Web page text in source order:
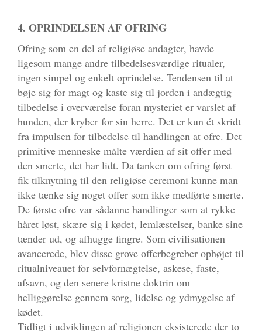
4. OPRINDELSEN AF OFRING
Ofring som en del af religiøse andagter, havde
ligesom mange andre tilbedelsesværdige ritualer,
ingen simpel og enkelt oprindelse. Tendensen til at
bøje sig for magt og kaste sig til jorden i andægtig
tilbedelse i overværelse foran mysteriet er varslet af
hunden, der kryber for sin herre. Det er kun ét skridt
fra impulsen for tilbedelse til handlingen at ofre. Det
primitive menneske målte værdien af sit offer med
den smerte, det har lidt. Da tanken om ofring først
fik tilknytning til den religiøse ceremoni kunne man
ikke tænke sig noget offer som ikke medførte smerte.
De første ofre var sådanne handlinger som at rykke
håret løst, skære sig i kødet, lemlæstelser, banke sine
tænder ud, og afhugge fingre. Som civilisationen
avancerede, blev disse grove offerbegreber ophøjet til
ritualniveauet for selvfornægtelse, askese, faste,
afsavn, og den senere kristne doktrin om
helliggørelse gennem sorg, lidelse og ydmygelse af
kødet.
Tidligt i udviklingen af religionen eksisterede der to